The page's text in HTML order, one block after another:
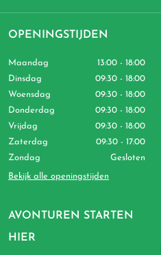
AVONTUREN STARTEN
HIER
OPENINGSTIJDEN
Maandag
13:00 - 18:00
Dinsdag
09:30 - 18:00
Woensdag
09:30 - 18:00
Donderdag
09:30 - 18:00
Vrijdag
09:30 - 18:00
Zaterdag
09:30 - 17:00
Zondag
Gesloten
Bekijk alle openingstijden